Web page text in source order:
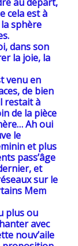
cela est à
sphère
dans son
la joie, la
venu en
de bien
restait à
de la pièce
Ah oui
le
et plus
pass’âge
et
sur le
Mem
plus ou
avec
nouv’aile